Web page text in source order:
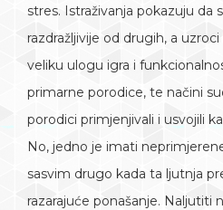
stres. Istraživanja pokazuju da
razdražljivije od drugih, a
veliku ulogu igra i
primarne porodice, te načini
porodici primjenjivali i usvojili
No, jedno je imati
sasvim drugo kada ta ljutnja
razarajuće ponašanje. Naljutiti